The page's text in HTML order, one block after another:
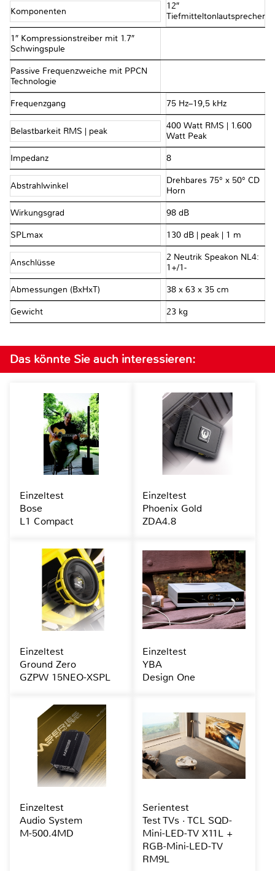
Komponenten
12″
Tiefmitteltonlautsprecher
1″ Kompressionstreiber mit 1.7″
Schwingspule
Passive Frequenzweiche mit PPCN
Technologie
Frequenzgang 75 Hz–19,5 kHz
Belastbarkeit RMS | peak
400 Watt RMS | 1.600
Watt Peak
Impedanz 8 Ω
Abstrahlwinkel
Drehbares 75° x 50° CD
Horn
Wirkungsgrad 98 dB
SPLmax 130 dB | peak | 1 m
Anschlüsse
2 Neutrik Speakon NL4:
1+/1-
Abmessungen (BxHxT) 38 x 63 x 35 cm
Gewicht 23 kg
Das könnte Sie auch interessieren:
Einzeltest
Bose
L1 Compact
Einzeltest
Phoenix Gold
ZDA4.8
Einzeltest
Ground Zero
GZPW 15NEO-XSPL
Einzeltest
YBA
Design One
Einzeltest
Audio System
M-500.4MD
Serientest
Test TVs · TCL SQD-
Mini-LED-TV X11L +
RGB-Mini-LED-TV
RM9L